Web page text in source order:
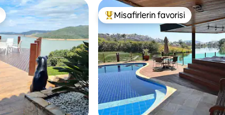
Misafirlerin favorilerinden en
Misafirlerin favorisi